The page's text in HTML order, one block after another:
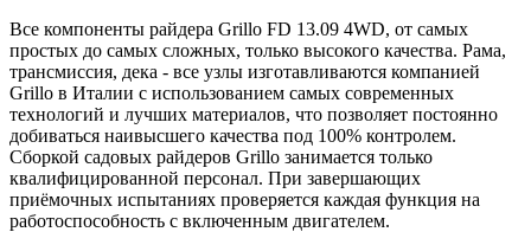
Все компоненты райдера Grillo FD 13.09 4WD, от самых
простых до самых сложных, только высокого качества. Рама,
трансмиссия, дека - все узлы изготавливаются компанией
Grillo в Италии с использованием самых современных
технологий и лучших материалов, что позволяет постоянно
добиваться наивысшего качества под 100% контролем.
Сборкой садовых райдеров Grillo занимается только
квалифицированной персонал. При завершающих
приёмочных испытаниях проверяется каждая функция на
работоспособность с включенным двигателем.